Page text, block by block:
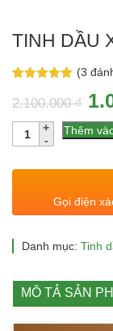
TINH DẦU
dựa trên
(3
2.100.000₫
lượng
Thêm
Gọi điện
Danh mục: Tinh
MÔ TẢ SẢN